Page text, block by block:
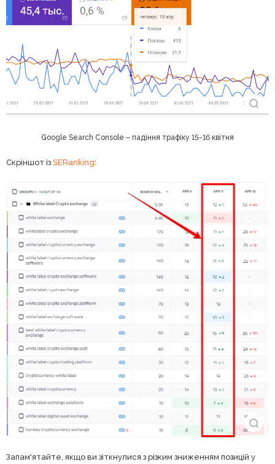
Google Search Console – падіння трафіку 15-16 квітня
Скріншот із SERanking:
Запам'ятайте, якщо ви зіткнулися з різким зниженням позицій у